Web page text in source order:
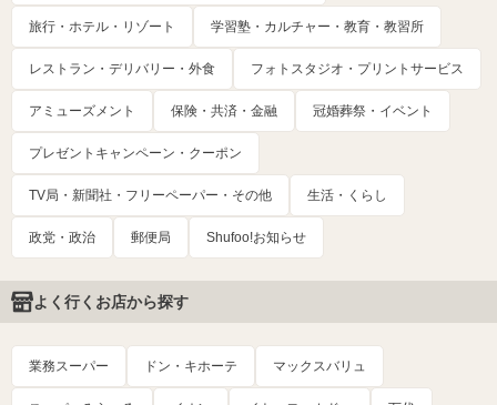
旅行・ホテル・リゾート 学習塾・カルチャー・教育・教習所
レストラン・デリバリー・外食 フォトスタジオ・プリントサービス
アミューズメント 保険・共済・金融 冠婚葬祭・イベント
プレゼントキャンペーン・クーポン
TV局・新聞社・フリーペーパー・その他 生活・くらし
政党・政治 郵便局 Shufoo!お知らせ
よく行くお店から探す
業務スーパー ドン・キホーテ マックスバリュ